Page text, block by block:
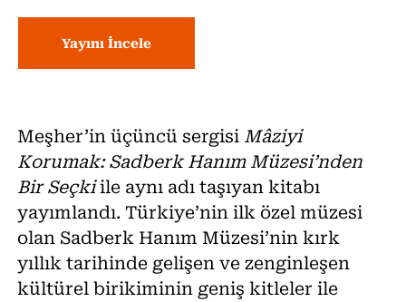
Yayını İncele
Meşher’in üçüncü sergisi Mâziyi
Korumak: Sadberk Hanım Müzesi’nden
Bir Seçkiile aynı adı taşıyan kitabı
yayımlandı. Türkiye’nin ilk özel müzesi
olan Sadberk Hanım Müzesi’nin kırk
yıllık tarihinde gelişen ve zenginleşen
kültürel birikiminin geniş kitleler ile